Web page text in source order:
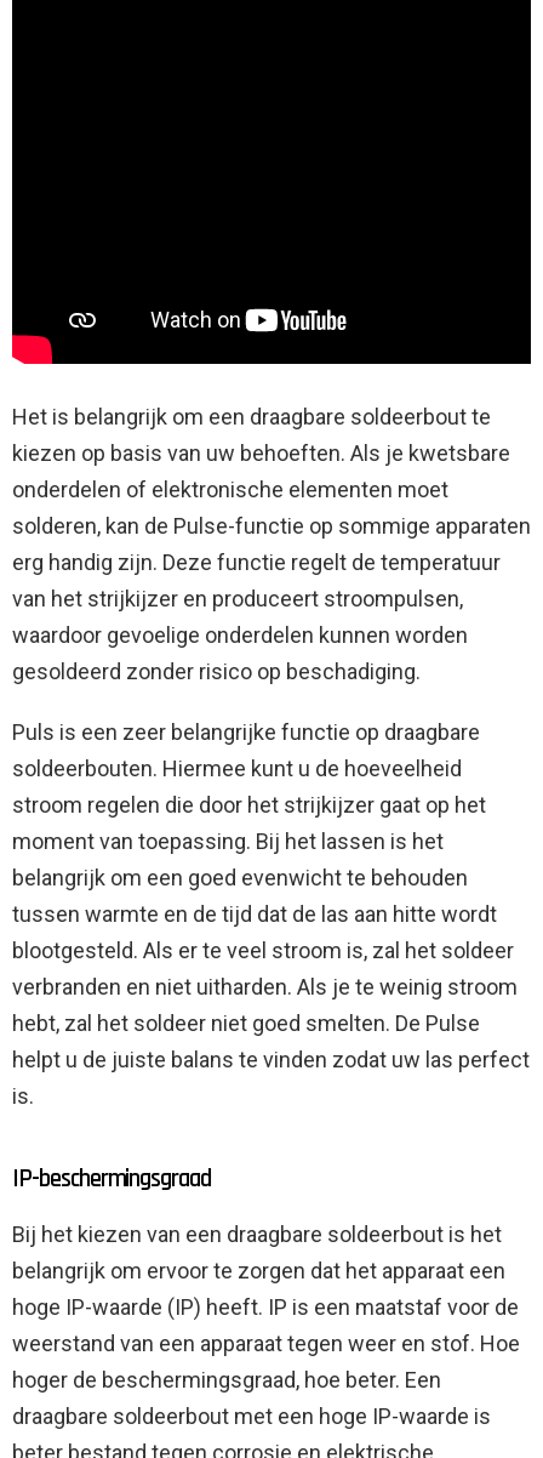
Het is belangrijk om een ​​draagbare soldeerbout te
kiezen op basis van uw behoeften. Als je kwetsbare
onderdelen of elektronische elementen moet
solderen, kan de Pulse-functie op sommige apparaten
erg handig zijn. Deze functie regelt de temperatuur
van het strijkijzer en produceert stroompulsen,
waardoor gevoelige onderdelen kunnen worden
gesoldeerd zonder risico op beschadiging.
Puls is een zeer belangrijke functie op draagbare
soldeerbouten. Hiermee kunt u de hoeveelheid
stroom regelen die door het strijkijzer gaat op het
moment van toepassing. Bij het lassen is het
belangrijk om een ​​goed evenwicht te behouden
tussen warmte en de tijd dat de las aan hitte wordt
blootgesteld. Als er te veel stroom is, zal het soldeer
verbranden en niet uitharden. Als je te weinig stroom
hebt, zal het soldeer niet goed smelten. De Pulse
helpt u de juiste balans te vinden zodat uw las perfect
is.
IP-beschermingsgraad
Bij het kiezen van een draagbare soldeerbout is het
belangrijk om ervoor te zorgen dat het apparaat een
hoge IP-waarde (IP) heeft. IP is een maatstaf voor de
weerstand van een apparaat tegen weer en stof. Hoe
hoger de beschermingsgraad, hoe beter. Een
draagbare soldeerbout met een hoge IP-waarde is
beter bestand tegen corrosie en elektrische